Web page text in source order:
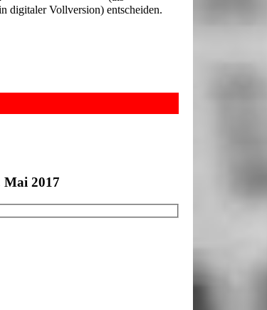
digitaler Vollversion) entscheiden.
2017